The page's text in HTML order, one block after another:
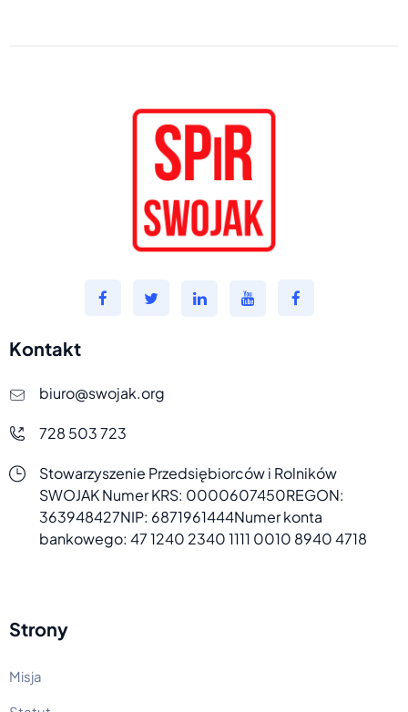
Kontakt
biuro@swojak.org
728 503 723
Stowarzyszenie Przedsiębiorców i Rolników
SWOJAKNumer KRS: 0000607450REGON:
363948427NIP: 6871961444Numer konta
bankowego: 47 1240 2340 1111 0010 8940 4718
Strony
Misja